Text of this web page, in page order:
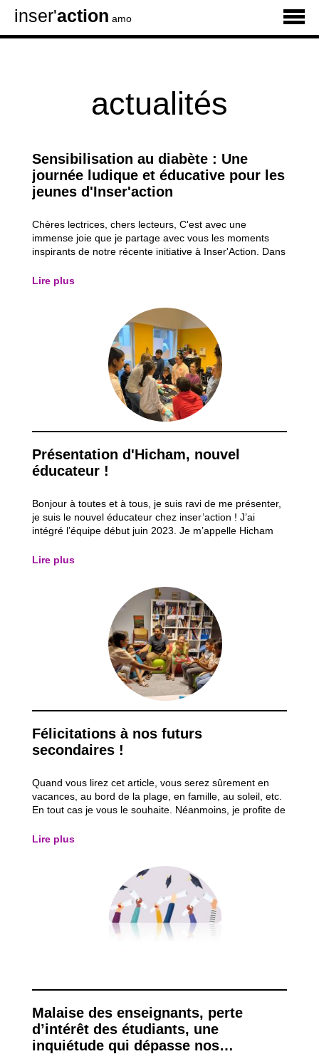
inser'action amo
actualités
Sensibilisation au diabète : Une
journée ludique et éducative pour les
jeunes d'Inser'action
Chères lectrices, chers lecteurs, C'est avec une
immense joie que je partage avec vous les moments
inspirants de notre récente initiative à Inser'Action. Dans
avons organisé une matinée spéciale de sensibilisation
Lire plus
Présentation d'Hicham, nouvel
éducateur !
Bonjour à toutes et à tous, je suis ravi de me présenter,
je suis le nouvel éducateur chez inser’action ! J’ai
intégré l’équipe début juin 2023. Je m’appelle Hicham
CESS en 2000 en orientation « éducation physique ».
Lire plus
Félicitations à nos futurs
secondaires !
Quand vous lirez cet article, vous serez sûrement en
vacances, au bord de la plage, en famille, au soleil, etc.
En tout cas je vous le souhaite. Néanmoins, je profite de
nous avons vécue, et plus spécialement à travers les
Lire plus
Malaise des enseignants, perte
d’intérêt des étudiants, une
inquiétude qui dépasse nos